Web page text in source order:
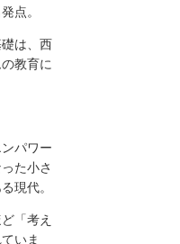
点。
は、西
教育に
パワー
た小さ
現代。
「考え
いま